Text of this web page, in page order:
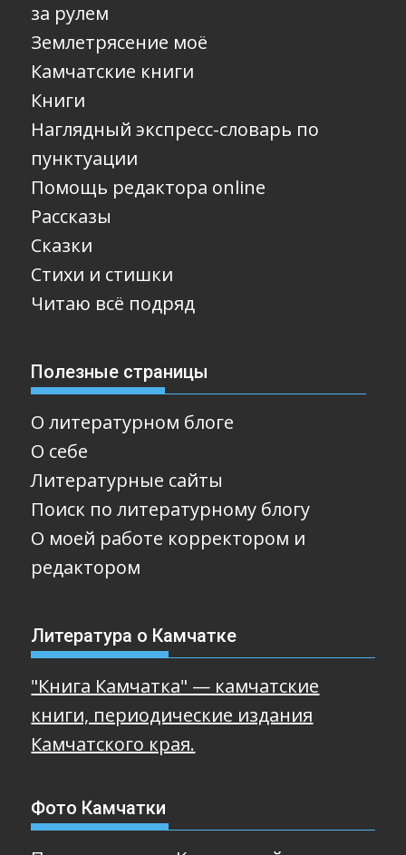
за рулем
Землетрясение моё
Камчатские книги
Книги
Наглядный экспресс-словарь по
пунктуации
Помощь редактора online
Рассказы
Сказки
Стихи и стишки
Читаю всё подряд
Полезные страницы
О литературном блоге
О себе
Литературные сайты
Поиск по литературному блогу
О моей работе корректором и
редактором
Литература о Камчатке
"Книга Камчатка" — камчатские
книги, периодические издания
Камчатского края.
Фото Камчатки